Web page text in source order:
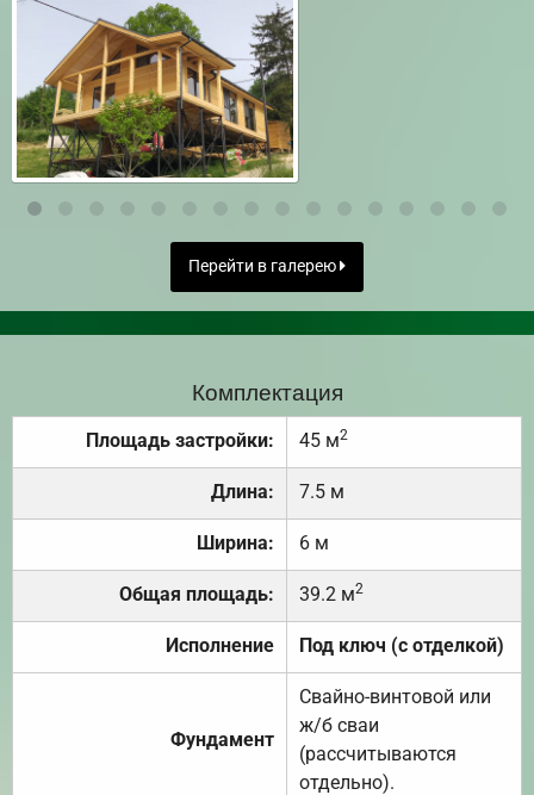
Перейти в галерею
Комплектация
Площадь застройки: 45 м2
Длина: 7.5 м
Ширина: 6 м
Общая площадь: 39.2 м2
Исполнение Под ключ (с отделкой)
Фундамент
Свайно-винтовой или
ж/б сваи
(рассчитываются
отдельно).